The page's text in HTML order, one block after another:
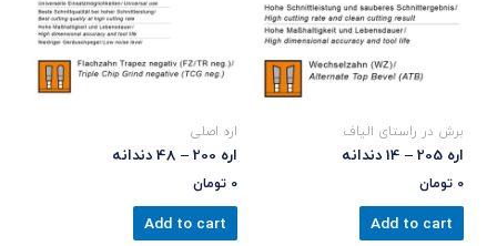
برش در راستای الیاف
اره 205 – 14 دندانه
0 تومان
Add to cart
اره اصلی
اره 200 – 48 دندانه
0 تومان
Add to cart